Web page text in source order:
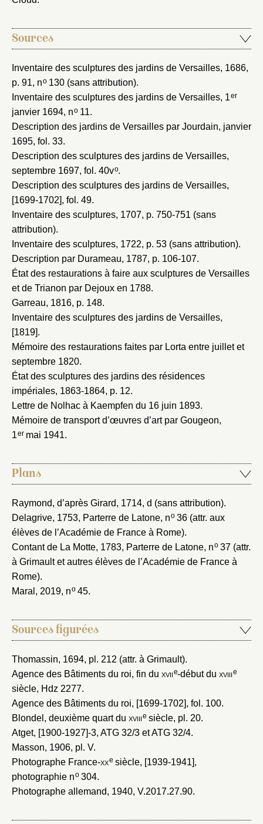
Sources
Inventaire des sculptures des jardins de Versailles, 1686,
p. 91, no130 (sans attribution).
Inventaire des sculptures des jardins de Versailles, 1er
janvier 1694, no11.
Description des jardins de Versailles par Jourdain, janvier
1695, fol. 33.
Description des sculptures des jardins de Versailles,
septembre 1697, fol. 40vo.
Description des sculptures des jardins de Versailles,
[1699-1702], fol. 49.
Inventaire des sculptures, 1707, p. 750-751 (sans
attribution).
Inventaire des sculptures, 1722, p. 53 (sans attribution).
Description par Durameau, 1787, p. 106-107.
État des restaurations à faire aux sculptures de Versailles
et de Trianon par Dejoux en 1788.
Garreau, 1816, p. 148.
Inventaire des sculptures des jardins de Versailles,
[1819].
Mémoire des restaurations faites par Lorta entre juillet et
septembre 1820.
État des sculptures des jardins des résidences
impériales, 1863-1864, p. 12.
Lettre de Nolhac à Kaempfen du 16 juin 1893.
Mémoire de transport d’œuvres d’art par Gougeon,
1ermai 1941.
Plans
Raymond, d’après Girard, 1714, d (sans attribution).
Delagrive, 1753, Parterre de Latone, no36 (attr. aux
élèves de l’Académie de France à Rome).
Contant de La Motte, 1783, Parterre de Latone, no37 (attr.
à Grimault et autres élèves de l’Académie de France à
Rome).
Maral, 2019, no45.
Sources figurées
Thomassin, 1694, pl. 212 (attr. à Grimault).
Agence des Bâtiments du roi, fin du xviie-début du xviiie
siècle, Hdz 2277.
Agence des Bâtiments du roi, [1699-1702], fol. 100.
Blondel, deuxième quart du xviiie siècle, pl. 20.
Atget, [1900-1927]-3, ATG 32/3 et ATG 32/4.
Masson, 1906, pl. V.
Photographe France-xxe siècle, [1939-1941],
photographie no304.
Photographe allemand, 1940, V.2017.27.90.
Créer et ajouter